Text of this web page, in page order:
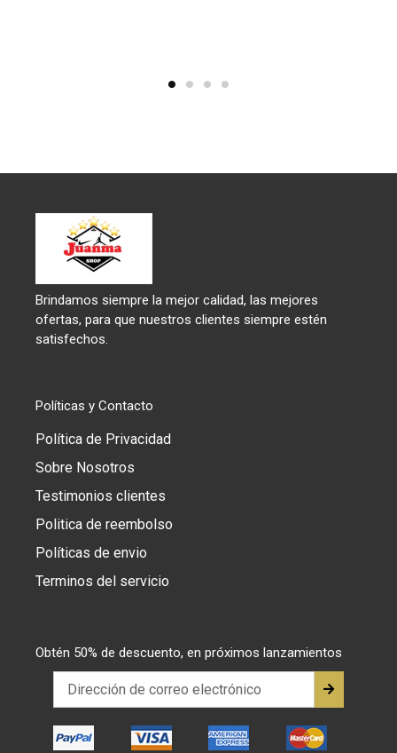
Brindamos siempre la mejor calidad, las mejores
ofertas, para que nuestros clientes siempre estén
satisfechos.
Políticas y Contacto
Política de Privacidad
Sobre Nosotros
Testimonios clientes
Politica de reembolso
Políticas de envio
Terminos del servicio
Obtén 50% de descuento, en próximos lanzamientos